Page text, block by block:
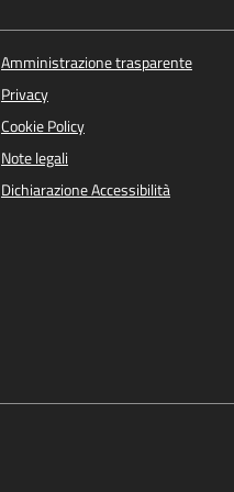
Amministrazione trasparente
Privacy
Cookie Policy
Note legali
Dichiarazione Accessibilità